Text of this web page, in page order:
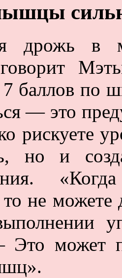
дрожь в
баллов по
— это
рискуете
но и
не можете
может